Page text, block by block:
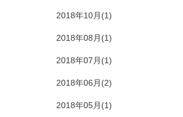
2018年10月(1)
2018年08月(1)
2018年07月(1)
2018年06月(2)
2018年05月(1)